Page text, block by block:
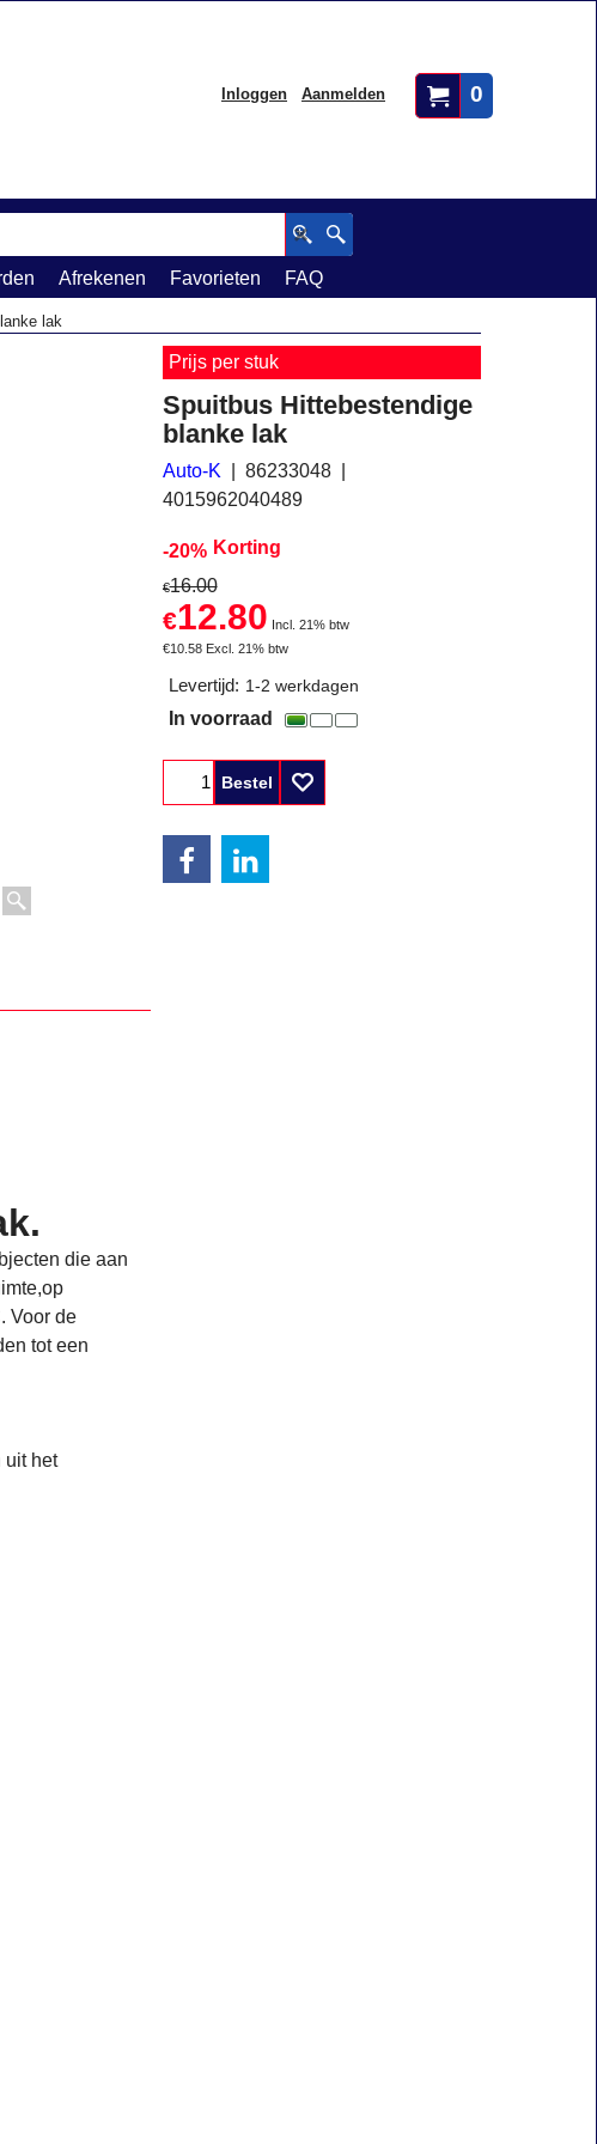
0
Inloggen Aanmelden
Afrekenen Favorieten
FAQ
lak
Prijs per stuk
Spuitbus Hittebestendige
blanke lak
Auto-K
86233048
4015962040489
-20% Korting
€16.00
€12.80 Incl. 21% btw
€10.58 Excl. 21% btw
Levertijd: 1-2 werkdagen
In voorraad
Bestel
die aan
Voor de
tot een
uit het